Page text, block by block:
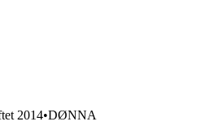
2014•DØNNA